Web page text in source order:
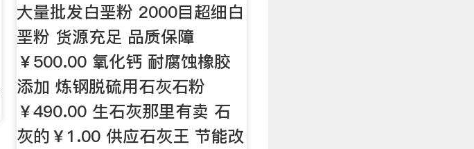
大量批发白垩粉 2000目超细白
垩粉 货源充足 品质保障
￥500.00 氧化钙 耐腐蚀橡胶
添加 炼钢脱硫用石灰石粉
￥490.00 生石灰那里有卖 石
灰的￥1.00 供应石灰王 节能改